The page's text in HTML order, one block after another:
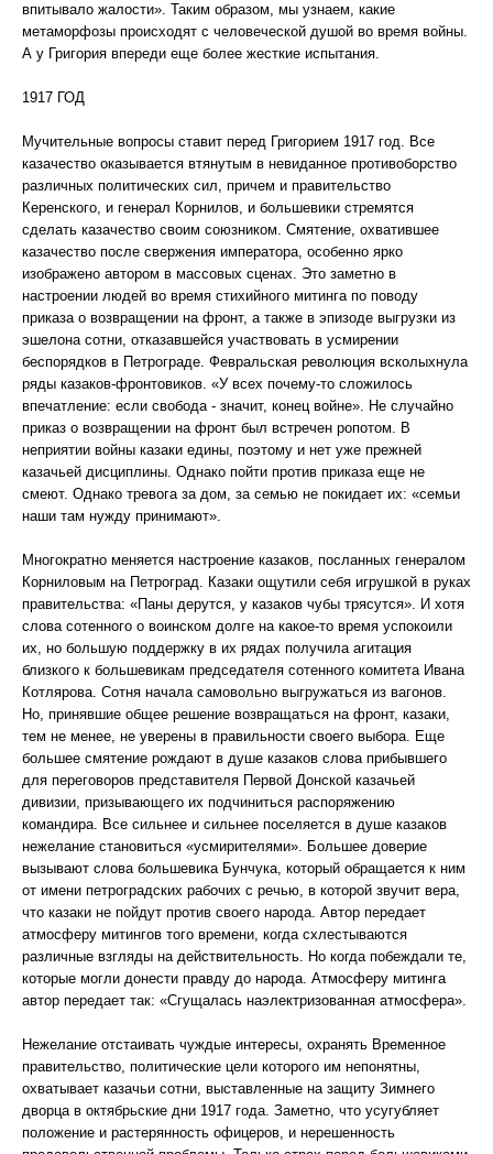
впитывало жалости». Таким образом, мы узнаем, какие
метаморфозы происходят с человеческой душой во время войны.
А у Григория впереди еще более жесткие испытания.
1917 ГОД
Мучительные вопросы ставит перед Григорием 1917 год. Все
казачество оказывается втянутым в невиданное противоборство
различных политических сил, причем и правительство
Керенского, и генерал Корнилов, и большевики стремятся
сделать казачество своим союзником. Смятение, охватившее
казачество после свержения императора, особенно ярко
изображено автором в массовых сценах. Это заметно в
настроении людей во время стихийного митинга по поводу
приказа о возвращении на фронт, а также в эпизоде выгрузки из
эшелона сотни, отказавшейся участвовать в усмирении
беспорядков в Петрограде. Февральская революция всколыхнула
ряды казаков-фронтовиков. «У всех почему-то сложилось
впечатление: если свобода - значит, конец войне». Не случайно
приказ о возвращении на фронт был встречен ропотом. В
неприятии войны казаки едины, поэтому и нет уже прежней
казачьей дисциплины. Однако пойти против приказа еще не
смеют. Однако тревога за дом, за семью не покидает их: «семьи
наши там нужду принимают».
Многократно меняется настроение казаков, посланных генералом
Корниловым на Петроград. Казаки ощутили себя игрушкой в руках
правительства: «Паны дерутся, у казаков чубы трясутся». И хотя
слова сотенного о воинском долге на какое-то время успокоили
их, но большую поддержку в их рядах получила агитация
близкого к большевикам председателя сотенного комитета Ивана
Котлярова. Сотня начала самовольно выгружаться из вагонов.
Но, принявшие общее решение возвращаться на фронт, казаки,
тем не менее, не уверены в правильности своего выбора. Еще
большее смятение рождают в душе казаков слова прибывшего
для переговоров представителя Первой Донской казачьей
дивизии, призывающего их подчиниться распоряжению
командира. Все сильнее и сильнее поселяется в душе казаков
нежелание становиться «усмирителями». Большее доверие
вызывают слова большевика Бунчука, который обращается к ним
от имени петроградских рабочих с речью, в которой звучит вера,
что казаки не пойдут против своего народа. Автор передает
атмосферу митингов того времени, когда схлестываются
различные взгляды на действительность. Но когда побеждали те,
которые могли донести правду до народа. Атмосферу митинга
автор передает так: «Сгущалась наэлектризованная атмосфера».
Нежелание отстаивать чуждые интересы, охранять Временное
правительство, политические цели которого им непонятны,
охватывает казачьи сотни, выставленные на защиту Зимнего
дворца в октябрьские дни 1917 года. Заметно, что усугубляет
положение и растерянность офицеров, и нерешенность